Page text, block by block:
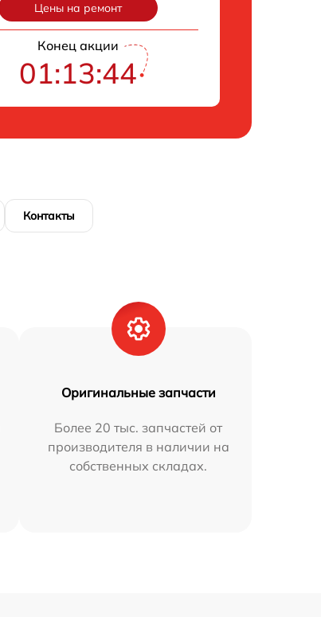
Цены на ремонт
Конец акции
01:13:43
Контакты
Оригинальные запчасти
Более 20 тыс. запчастей от
производителя в наличии на
собственных складах.